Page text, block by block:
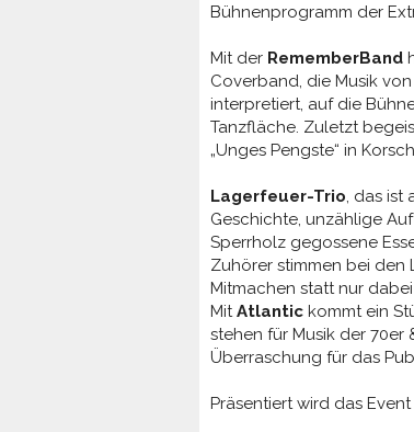
Bühnenprogramm der
Mit der RememberBand
Coverband, die Musik
interpretiert, auf die
Tanzfläche. Zuletzt
„Unges Pengste“ in
Lagerfeuer-Trio, das ist
Geschichte, unzählige
Sperrholz gegossene
Zuhörer stimmen bei den
Mitmachen statt nur
MitAtlantic kommt ein
stehen für Musik der
Überraschung für das
Präsentiert wird das